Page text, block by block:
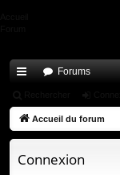
co
ci
Forums
Accueil du forum
Connexion